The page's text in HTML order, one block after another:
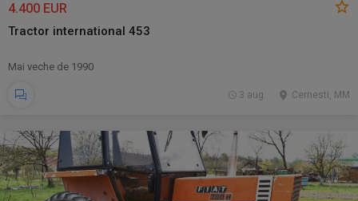
4.400 EUR
Tractor international 453
Mai veche de 1990
Cernesti, MM
3 aug.